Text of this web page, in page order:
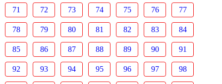
71 72 73 74 75 76 77
78 79 80 81 82 83 84
85 86 87 88 89 90 91
92 93 94 95 96 97 98